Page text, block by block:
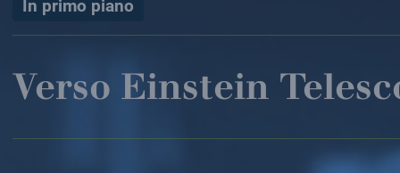
In primo piano
Verso Einstein